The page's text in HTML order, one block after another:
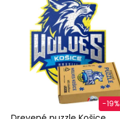
-19%